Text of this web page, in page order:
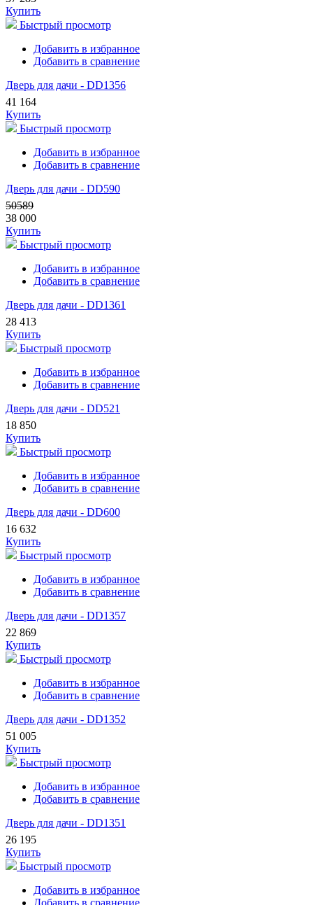
Купить
Быстрый просмотр
Добавить в избранное
Добавить в сравнение
Дверь для дачи - DD1356
41 164
Купить
Быстрый просмотр
Добавить в избранное
Добавить в сравнение
Дверь для дачи - DD590
50589
38 000
Купить
Быстрый просмотр
Добавить в избранное
Добавить в сравнение
Дверь для дачи - DD1361
28 413
Купить
Быстрый просмотр
Добавить в избранное
Добавить в сравнение
Дверь для дачи - DD521
18 850
Купить
Быстрый просмотр
Добавить в избранное
Добавить в сравнение
Дверь для дачи - DD600
16 632
Купить
Быстрый просмотр
Добавить в избранное
Добавить в сравнение
Дверь для дачи - DD1357
22 869
Купить
Быстрый просмотр
Добавить в избранное
Добавить в сравнение
Дверь для дачи - DD1352
51 005
Купить
Быстрый просмотр
Добавить в избранное
Добавить в сравнение
Дверь для дачи - DD1351
26 195
Купить
Быстрый просмотр
Добавить в избранное